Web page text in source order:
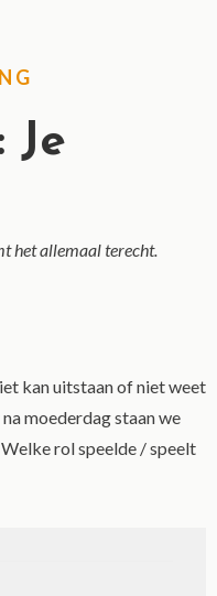
Je
het allemaal terecht.
kan uitstaan of niet weet
moederdag staan we
rol speelde / speelt